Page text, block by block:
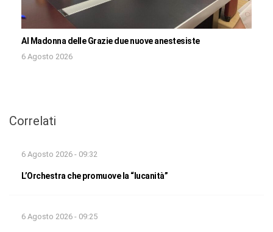
Al Madonna delle Grazie due nuove anestesiste
6 Agosto 2026
Correlati
6 Agosto 2026 - 09:32
L’Orchestra che promuove la “lucanità”
6 Agosto 2026 - 09:25